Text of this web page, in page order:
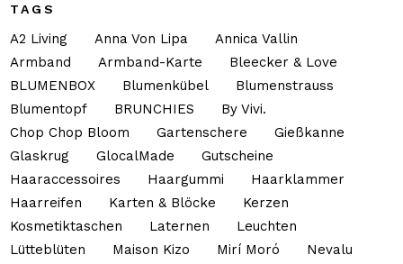
TAGS
A2 Living Anna Von Lipa
Annica Vallin
Armband
Armband-Karte
Bleecker & Love
BLUMENBOX
Blumenkübel
Blumenstrauss
Blumentopf
BRUNCHIES
By Vivi.
Chop Chop Bloom
Gartenschere
Gießkanne
Glaskrug
GlocalMade
Gutscheine
Haaraccessoires
Haargummi
Haarklammer
Haarreifen
Karten & Blöcke
Kerzen
Kosmetiktaschen
Laternen
Leuchten
Lütteblüten
Maison Kizo Mirí Moró
Nevalu